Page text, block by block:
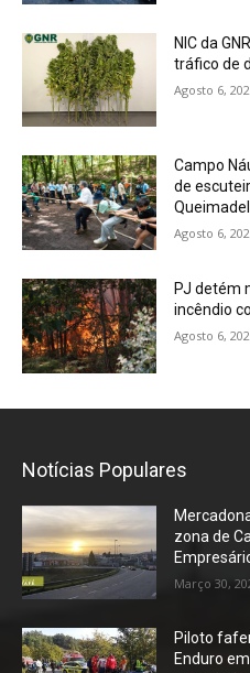
NIC da
tráfico de
Agosto 6,
Campo
de
Agosto 6,
PJ detém
incêndio
Agosto 6,
Notícias Populares
zona de
Março 30,
Piloto
Enduro